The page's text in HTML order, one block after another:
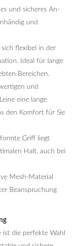
und sicheres An-
und
sich flexibel in der
Ideal für lange
Bereichen.
und
eine lange
den Komfort für Sie
Griff liegt
Halt, auch bei
Mesh-Material
Beanspruchung
ist die perfekte Wahl